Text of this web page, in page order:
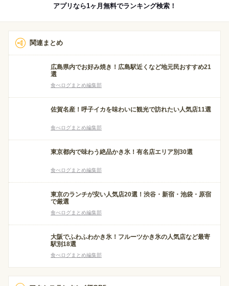
アプリなら1ヶ月無料でランキング検索！
関連まとめ
広島県内でお好み焼き！広島駅近くなど地元民おすすめ21
選
食べログまとめ編集部
佐賀名産！呼子イカを味わいに観光で訪れたい人気店11選
食べログまとめ編集部
東京都内で味わう絶品かき氷！有名店エリア別30選
食べログまとめ編集部
東京のランチが安い人気店20選！渋谷・新宿・池袋・原宿
で厳選
食べログまとめ編集部
大阪でふわふわかき氷！フルーツかき氷の人気店など最寄
駅別18選
食べログまとめ編集部